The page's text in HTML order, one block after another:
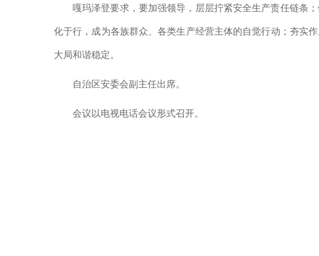
嘎玛泽登要求，要加强领导，层层拧紧安全生产责任链条
化于行，成为各族群众、各类生产经营主体的自觉行动；夯实
大局和谐稳定。
自治区安委会副主任出席。
会议以电视电话会议形式召开。